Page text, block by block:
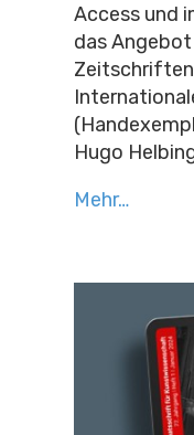
Access und
das
Zeitschriften
Hugo
Mehr…